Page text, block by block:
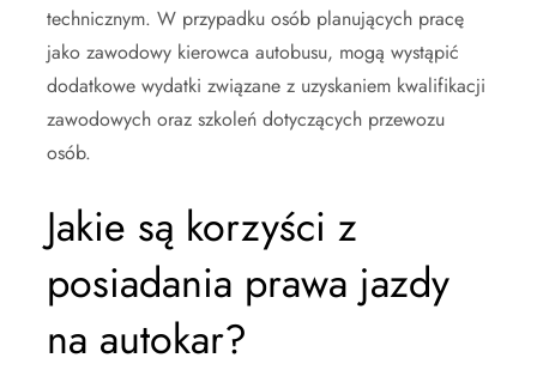
technicznym. W przypadku osób planujących pracę
jako zawodowy kierowca autobusu, mogą wystąpić
dodatkowe wydatki związane z uzyskaniem kwalifikacji
zawodowych oraz szkoleń dotyczących przewozu
osób.
Jakie są korzyści z
posiadania prawa jazdy
na autokar?